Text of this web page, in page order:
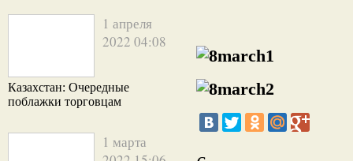
1 апреля
2022 04:08
Казахстан: Очередные
поблажки торговцам
1 марта